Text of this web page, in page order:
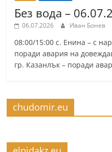
Без вода –
06.07.2026 Иван Бонев
08:00/15:00 с. Енина – с
поради авария на
гр. Казанлък – поради
chudomir.eu